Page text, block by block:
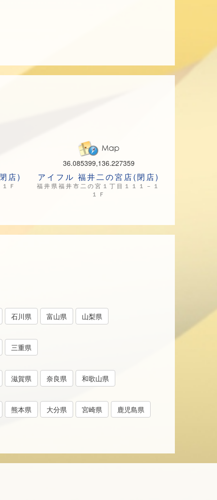
店)
Ｆ
36.085399,136.227359
アイフル 福井二の宮店(閉店)
福井県福井市二の宮１丁目１１１－１
１Ｆ
石川県 富山県 山梨県
三重県
滋賀県 奈良県 和歌山県
熊本県 大分県 宮崎県 鹿児島県